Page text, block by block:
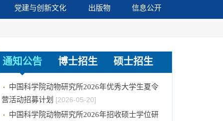
党建与创新文化 出版物 信息公开
通知公告 博士招生 硕士招生
中国科学院动物研究所2026年招收博士研究生
拟录取名单公示[2026-06-05]
中国科学院动物研究所2026年优秀大学生夏令
营活动招募计划 [2026-05-20]
中国科学院动物研究所2026年招收硕士学位研